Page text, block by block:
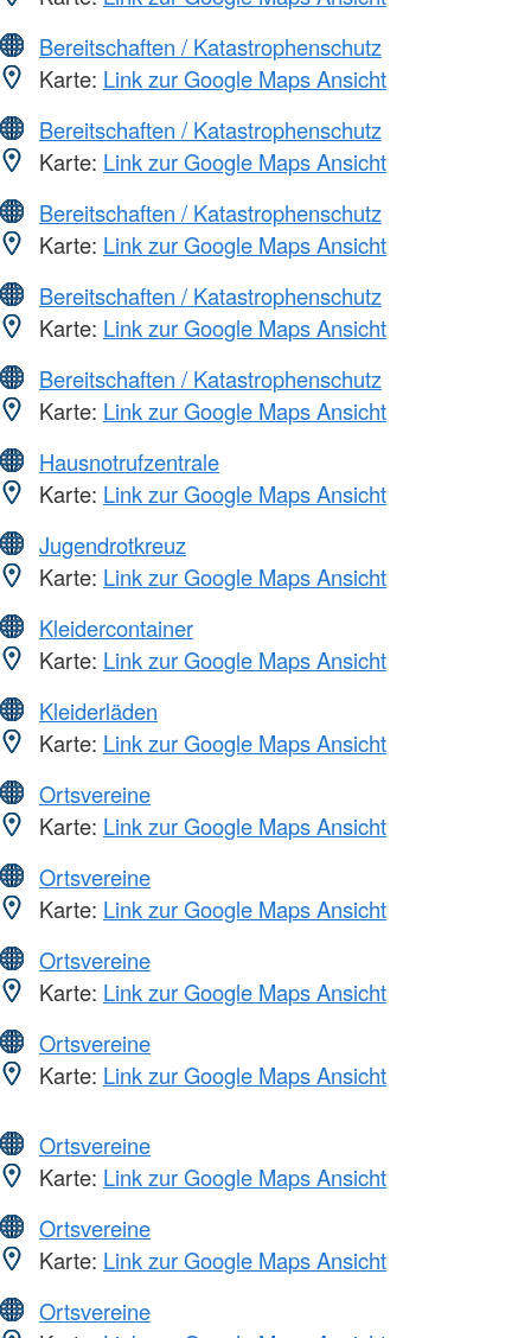
Bereitschaften / Katastrophenschutz
Karte: Link zur Google Maps Ansicht
Bereitschaften / Katastrophenschutz
Karte: Link zur Google Maps Ansicht
Bereitschaften / Katastrophenschutz
Karte: Link zur Google Maps Ansicht
Bereitschaften / Katastrophenschutz
Karte: Link zur Google Maps Ansicht
Bereitschaften / Katastrophenschutz
Karte: Link zur Google Maps Ansicht
Hausnotrufzentrale
Karte: Link zur Google Maps Ansicht
Jugendrotkreuz
Karte: Link zur Google Maps Ansicht
Kleidercontainer
Karte: Link zur Google Maps Ansicht
Kleiderläden
Karte: Link zur Google Maps Ansicht
Ortsvereine
Karte: Link zur Google Maps Ansicht
Ortsvereine
Karte: Link zur Google Maps Ansicht
Ortsvereine
Karte: Link zur Google Maps Ansicht
Ortsvereine
Karte: Link zur Google Maps Ansicht
Ortsvereine
Karte: Link zur Google Maps Ansicht
Ortsvereine
Karte: Link zur Google Maps Ansicht
Ortsvereine